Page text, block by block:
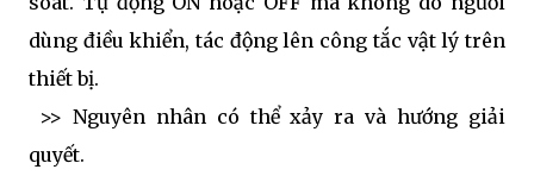
dùng điều khiển, tác động lên công tắc vật lý trên
thiết bị.
>> Nguyên nhân có thể xảy ra và hướng giải
quyết.